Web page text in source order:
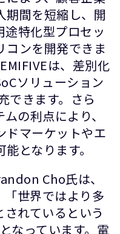
期間を短縮し、開
特化型プロセッ
コンを開発できま
は、差別化
ソリューション
できます。さら
の利点により、
ドマーケットやエ
となります。
Cho氏は、
「世界ではより多
れているという
なっています。電